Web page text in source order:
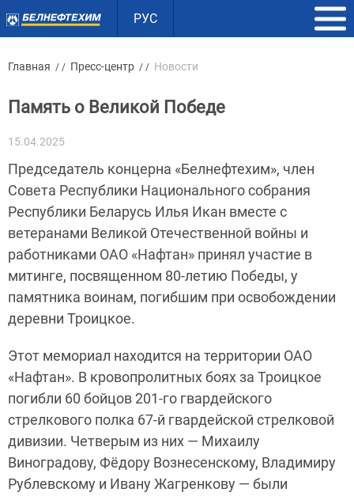
РУС
Главная / / Пресс-центр / / Новости
Память о Великой Победе
15.04.2025
Председатель концерна «Белнефтехим», член
Совета Республики Национального собрания
Республики Беларусь Илья Икан вместе с
ветеранами Великой Отечественной войны и
работниками ОАО «Нафтан» принял участие в
митинге, посвященном 80-летию Победы, у
памятника воинам, погибшим при освобождении
деревни Троицкое.
Этот мемориал находится на территории ОАО
«Нафтан». В кровопролитных боях за Троицкое
погибли 60 бойцов 201­-го гвардейского
стрелкового полка 67-­й гвардейской стрелковой
дивизии. Четверым из них — Михаилу
Виноградову, Фёдору Вознесенскому, Владимиру
Рублевскому и Ивану Жагренкову — были